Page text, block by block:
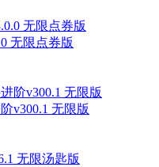
无限点券版
v300.1 无限版